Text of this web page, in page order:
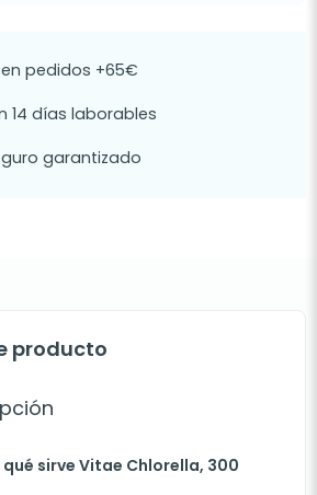
pedidos +65€
14 días laborables
garantizado
producto
qué sirve Vitae Chlorella, 300